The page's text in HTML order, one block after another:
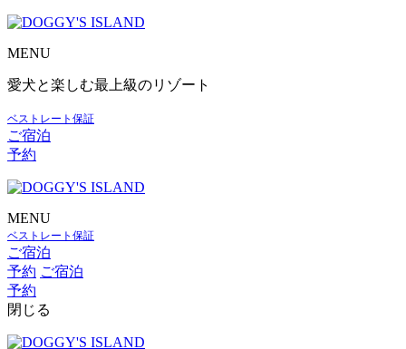
MENU
愛犬と楽しむ最上級のリゾート
ベストレート保証
ご宿泊
予約
MENU
ベストレート保証
ご宿泊
予約 ご宿泊
予約
閉じる